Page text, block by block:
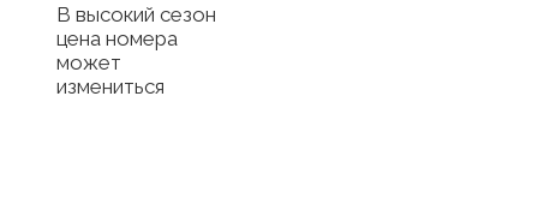
В высокий сезон
цена номера
может
измениться